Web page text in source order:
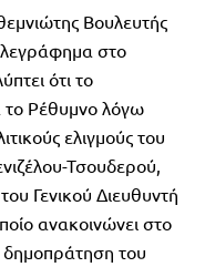
Βουλευτής
στο
ότι το
το Ρέθυμνο λόγω
ελιγμούς του
Τσουδερού,
Γενικού Διευθυντή
ανακοινώνει στο
δημοπράτηση του